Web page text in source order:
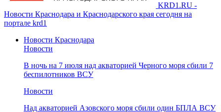
KRD1.RU -
Новости Краснодара и Краснодарского края сегодня на
портале krd1
Новости Краснодара
Новости
В ночь на 7 июля над акваторией Черного моря сбили 7
беспилотников ВСУ
Новости
Над акваторией Азовского моря сбили один БПЛА ВСУ